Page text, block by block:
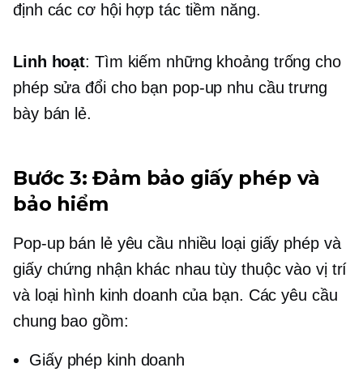
định các cơ hội hợp tác tiềm năng.
Linh hoạt: Tìm kiếm những khoảng trống cho
phép sửa đổi cho bạn pop-up nhu cầu trưng
bày bán lẻ.
Bước 3: Đảm bảo giấy phép và
bảo hiểm
Pop-upbán lẻ yêu cầu nhiều loại giấy phép và
giấy chứng nhận khác nhau tùy thuộc vào vị trí
và loại hình kinh doanh của bạn. Các yêu cầu
chung bao gồm:
Giấy phép kinh doanh